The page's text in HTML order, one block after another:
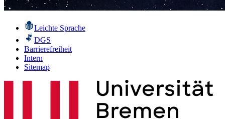
Leichte Sprache
DGS
Barrierefreiheit
Intern
Sitemap